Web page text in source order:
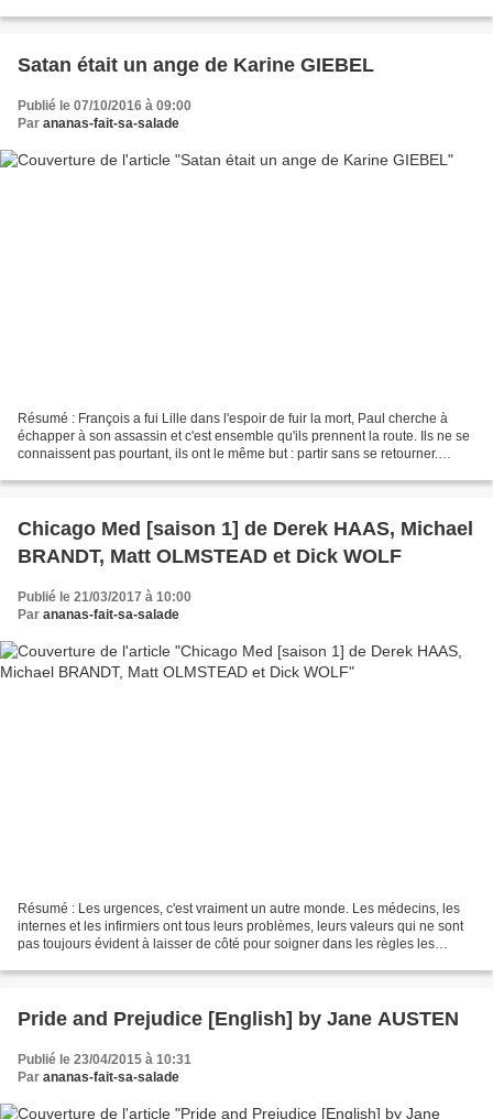
Satan était un ange de Karine GIEBEL
Publié le 07/10/2016 à 09:00
Par ananas-fait-sa-salade
Résumé : François a fui Lille dans l'espoir de fuir la mort, Paul cherche à
échapper à son assassin et c'est ensemble qu'ils prennent la route. Ils ne se
connaissent pas pourtant, ils ont le même but : partir sans se retourner.
Chicago Med [saison 1] de Derek HAAS, Michael
BRANDT, Matt OLMSTEAD et Dick WOLF
Publié le 21/03/2017 à 10:00
Par ananas-fait-sa-salade
Résumé : Les urgences, c'est vraiment un autre monde. Les médecins, les
internes et les infirmiers ont tous leurs problèmes, leurs valeurs qui ne sont
pas toujours évident à laisser de côté pour soigner dans les règles les
Pride and Prejudice [English] by Jane AUSTEN
Publié le 23/04/2015 à 10:31
Par ananas-fait-sa-salade